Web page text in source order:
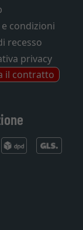
condizioni
recesso
privacy
il contratto